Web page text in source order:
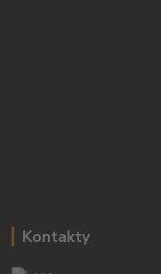
Kontakty